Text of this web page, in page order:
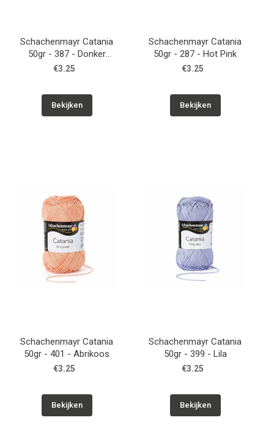
Cadeaubon
Schachenmayr Catania
50gr - 387 - Donker
Olijfgroen
€3.25
Bekijken
Schachenmayr Catania
50gr - 287 - Hot Pink
€3.25
Bekijken
Schachenmayr Catania
50gr - 401 - Abrikoos
€3.25
Bekijken
Schachenmayr Catania
50gr - 399 - Lila
€3.25
Bekijken